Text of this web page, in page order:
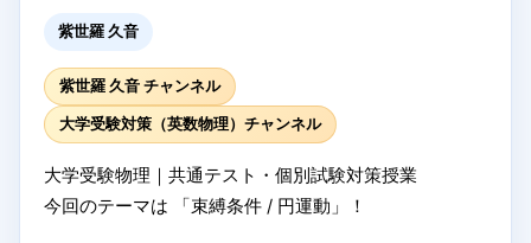
紫世羅 久音
紫世羅 久音 チャンネル
大学受験対策（英数物理）チャンネル
大学受験物理｜共通テスト・個別試験対策授業
今回のテーマは 「束縛条件 / 円運動」！